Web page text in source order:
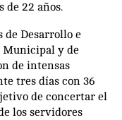
de 22 años.
Desarrollo e
y de
de intensas
tres días con 36
de concertar el
los servidores